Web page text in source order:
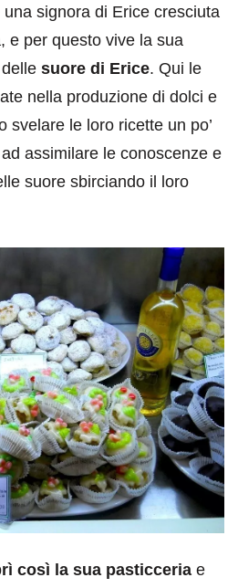
una signora di Erice cresciuta
e per questo vive la sua
suore di Erice. Qui le
nella produzione di dolci e
svelare le loro ricette un po’
assimilare le conoscenze e
suore sbirciando il loro
così la sua pasticceria e